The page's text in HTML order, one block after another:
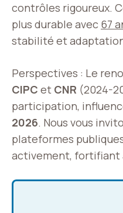
contrôles rigoureux.
plus durable avec 67
stabilité et
Perspectives : Le
CIPC et CNR (2024-
participation,
2026. Nous vous
plateformes
activement, fortifiant